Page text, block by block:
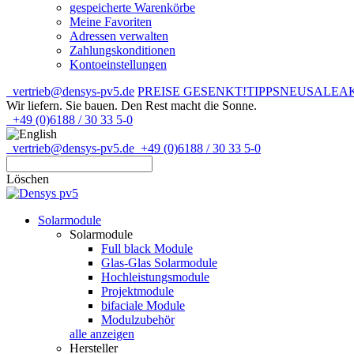
gespeicherte Warenkörbe
Meine Favoriten
Adressen verwalten
Zahlungskonditionen
Kontoeinstellungen
vertrieb@densys-pv5.de PREISE GESENKT!TIPPSNEUSALE
Wir liefern. Sie bauen. Den Rest macht die Sonne.
+49 (0)6188 / 30 33 5-0
vertrieb@densys-pv5.de +49 (0)6188 / 30 33 5-0
Löschen
Solarmodule
Solarmodule
Full black Module
Glas-Glas Solarmodule
Hochleistungsmodule
Projektmodule
bifaciale Module
Modulzubehör
alle anzeigen
Hersteller